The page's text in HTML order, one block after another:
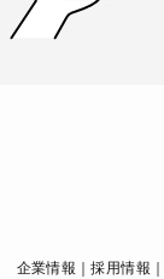
企業情報 採用情報